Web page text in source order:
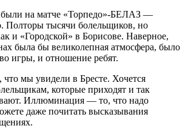
на матче «Торпедо»-БЕЛАЗ —
Полторы тысячи болельщиков, но
и «Городской» в Борисове. Наверное,
была бы великолепная атмосфера, было
игры, и отношение ребят.
мы увидели в Бресте. Хочется
которые приходят и так
Иллюминация — то, что надо
даже почитать высказывания